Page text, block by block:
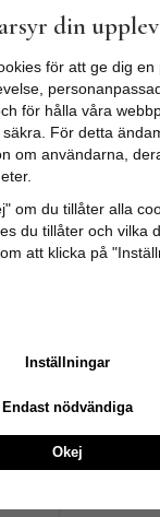
din
för att ge dig en
för hålla våra
För detta
om användarna,
om du tillåter alla
du tillåter och vilka
att klicka på
Inställningar
Endast nödvändiga
Okej